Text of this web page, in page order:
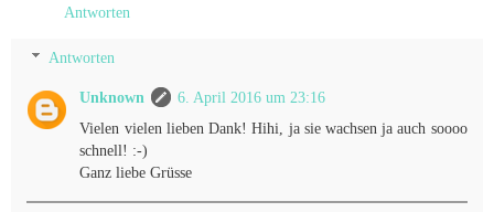
Antworten
Antworten
Unknown
6. April 2016 um 23:16
Vielen vielen lieben Dank! Hihi, ja sie wachsen ja auch soooo
schnell! :-)
Ganz liebe Grüsse